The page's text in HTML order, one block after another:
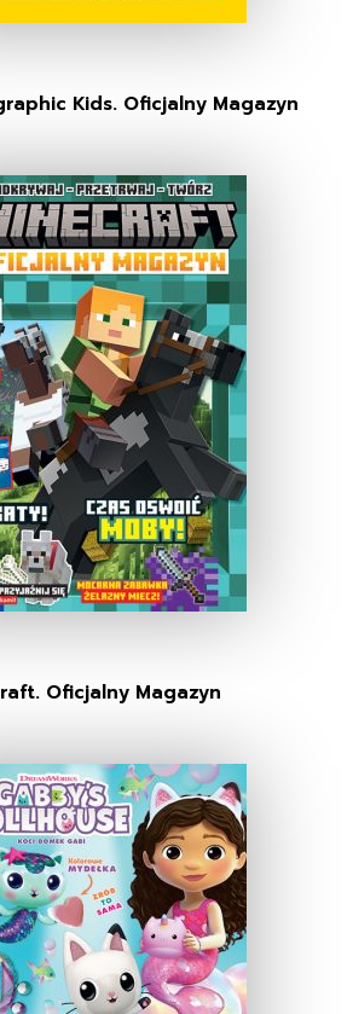
Kids. Oficjalny Magazyn
Oficjalny Magazyn